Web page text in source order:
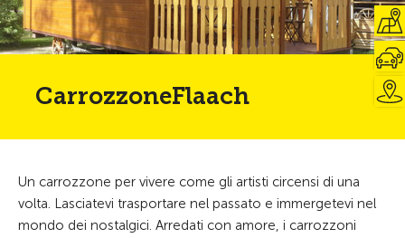
CarrozzoneFlaach
Un carrozzone per vivere come gli artisti circensi di una
volta. Lasciatevi trasportare nel passato e immergetevi nel
mondo dei nostalgici. Arredati con amore, i carrozzoni